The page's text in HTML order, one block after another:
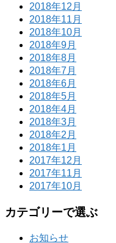
2018年12月
2018年11月
2018年10月
2018年9月
2018年8月
2018年7月
2018年6月
2018年5月
2018年4月
2018年3月
2018年2月
2018年1月
2017年12月
2017年11月
2017年10月
カテゴリーで選ぶ
お知らせ